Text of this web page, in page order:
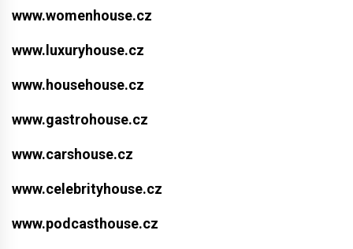
www.womenhouse.cz
www.luxuryhouse.cz
www.househouse.cz
www.gastrohouse.cz
www.carshouse.cz
www.celebrityhouse.cz
www.podcasthouse.cz